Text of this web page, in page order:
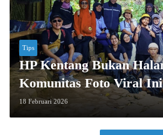
Tips
HP Kentang Bukan
Komunitas Foto Viral Ini
18 Februari 2026